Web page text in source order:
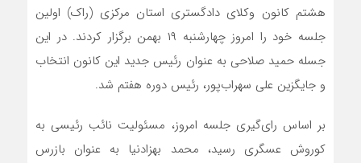
هشتم کانون وکلای دادگستری استان مرکزی (راک) اولین
جلسه خود را امروز چهارشنبه ۱۹ بهمن برگزار کردند. در این
جسله حمید صلاحی به عنوان رئیس جدید این کانون انتخاب
و جایگزین علی سهراب‌پور، رئیس دوره هفتم شد.
بر اساس رای‌گیری جلسه امروز، مسئولیت نائب رئیسی به
کوروش عسگری رسید، محمد بهزادنیا به عنوان بازرس